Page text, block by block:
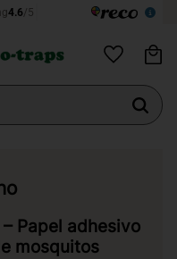
Favoritos
Papel adhesivo
mosquitos